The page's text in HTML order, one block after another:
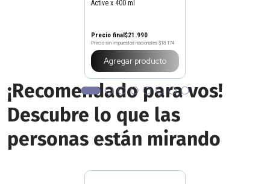
Active x 400 ml
Precio final$21 .990
Precio sin impuestos nacionales $18.174
Agregar producto
¡Recomendado para vos!
Descubre lo que las
personas están mirando